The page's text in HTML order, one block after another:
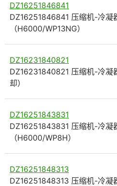
DZ16251846841
DZ16251846841 压缩机-冷凝
（H6000/WP13NG）
DZ16231840821
DZ16231840821 压缩机-冷凝
却）
DZ16251843831
DZ16251843831 压缩机-冷凝
（H6000/WP8H）
DZ16251848313
DZ16251848313 压缩机-冷凝